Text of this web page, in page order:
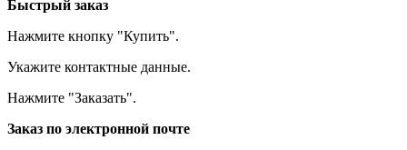
Быстрый заказ
Нажмите кнопку "Купить".
Укажите контактные данные.
Нажмите "Заказать".
Заказ по электронной почте